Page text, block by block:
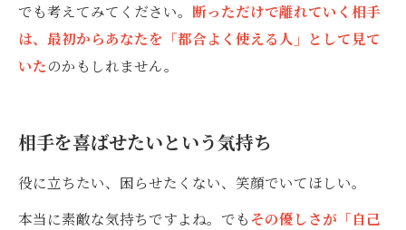
でも考えてみてください。 断っただけで離れていく相手
は、最初からあなたを「都合よく使える人」として見て
いたのかもしれません。
相手を喜ばせたいという気持ち
役に立ちたい、困らせたくない、笑顔でいてほしい。
本当に素敵な気持ちですよね。でも その優しさが「自己